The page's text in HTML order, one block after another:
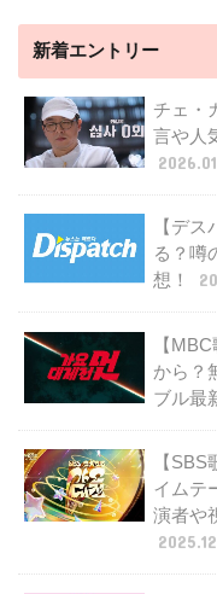
新着エントリー
チェ・
言や人
【デ
る？噂
想！
【
から？
ブル最
【
イムテ
演者や